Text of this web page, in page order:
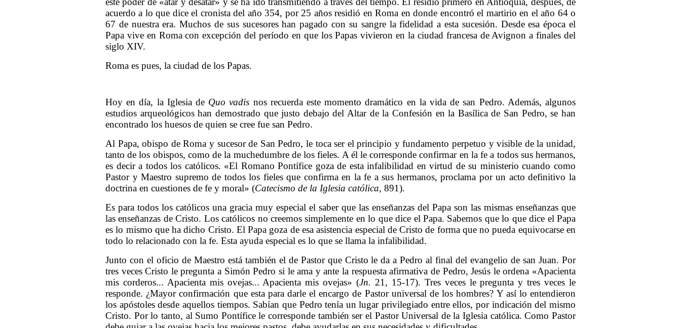
acuerdo a lo que dice el cronista del año 354, por 25 años residió en Roma en donde encontró el martirio en el año 64 o
67 de nuestra era. Muchos de sus sucesores han pagado con su sangre la fidelidad a esta sucesión. Desde esa época el
Papa vive en Roma con excepción del período en que los Papas vivieron en la ciudad francesa de Avignon a finales del
siglo XIV.
Roma es pues, la ciudad de los Papas.
Hoy en día, la Iglesia de Quo vadis nos recuerda este momento dramático en la vida de san Pedro. Además, algunos
estudios arqueológicos han demostrado que justo debajo del Altar de la Confesión en la Basílica de San Pedro, se han
encontrado los huesos de quien se cree fue san Pedro.
Al Papa, obispo de Roma y sucesor de San Pedro, le toca ser el principio y fundamento perpetuo y visible de la unidad,
tanto de los obispos, como de la muchedumbre de los fieles. A él le corresponde confirmar en la fe a todos sus hermanos,
es decir a todos los católicos. «El Romano Pontífice goza de esta infalibilidad en virtud de su ministerio cuando como
Pastor y Maestro supremo de todos los fieles que confirma en la fe a sus hermanos, proclama por un acto definitivo la
doctrina en cuestiones de fe y moral» (Catecismo de la Iglesia católica, 891).
Es para todos los católicos una gracia muy especial el saber que las enseñanzas del Papa son las mismas enseñanzas que
las enseñanzas de Cristo. Los católicos no creemos simplemente en lo que dice el Papa. Sabemos que lo que dice el Papa
es lo mismo que ha dicho Cristo. El Papa goza de esa asistencia especial de Cristo de forma que no pueda equivocarse en
todo lo relacionado con la fe. Esta ayuda especial es lo que se llama la infalibilidad.
Junto con el oficio de Maestro está también el de Pastor que Cristo le da a Pedro al final del evangelio de san Juan. Por
tres veces Cristo le pregunta a Simón Pedro si le ama y ante la respuesta afirmativa de Pedro, Jesús le ordena «Apacienta
mis corderos... Apacienta mis ovejas... Apacienta mis ovejas» (Jn. 21, 15-17). Tres veces le pregunta y tres veces le
responde. ¿Mayor confirmación que esta para darle el encargo de Pastor universal de los hombres? Y así lo entendieron
los apóstoles desde aquellos tiempos. Sabían que Pedro tenía un lugar privilegiado entre ellos, por indicación del mismo
Cristo. Por lo tanto, al Sumo Pontífice le corresponde también ser el Pastor Universal de la Iglesia católica. Como Pastor